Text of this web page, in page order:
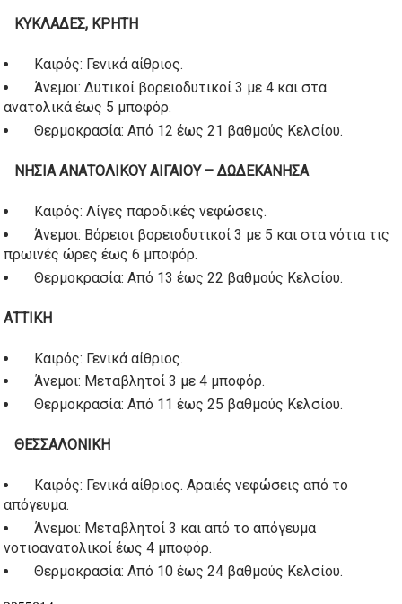
ΚΥΚΛΑΔΕΣ, ΚΡΗΤΗ
Καιρός: Γενικά αίθριος.
Άνεμοι: Δυτικοί βορειοδυτικοί 3 με 4 και στα
ανατολικά έως 5 μποφόρ.
Θερμοκρασία: Από 12 έως 21 βαθμούς Κελσίου.
ΝΗΣΙΑ ΑΝΑΤΟΛΙΚΟΥ ΑΙΓΑΙΟΥ – ΔΩΔΕΚΑΝΗΣΑ
Καιρός: Λίγες παροδικές νεφώσεις.
Άνεμοι: Βόρειοι βορειοδυτικοί 3 με 5 και στα νότια τις
πρωινές ώρες έως 6 μποφόρ.
Θερμοκρασία: Από 13 έως 22 βαθμούς Κελσίου.
ΑΤΤΙΚΗ
Καιρός: Γενικά αίθριος.
Άνεμοι: Μεταβλητοί 3 με 4 μποφόρ.
Θερμοκρασία: Από 11 έως 25 βαθμούς Κελσίου.
ΘΕΣΣΑΛΟΝΙΚΗ
Καιρός: Γενικά αίθριος. Αραιές νεφώσεις από το
απόγευμα.
Άνεμοι: Μεταβλητοί 3 και από το απόγευμα
νοτιοανατολικοί έως 4 μποφόρ.
Θερμοκρασία: Από 10 έως 24 βαθμούς Κελσίου.